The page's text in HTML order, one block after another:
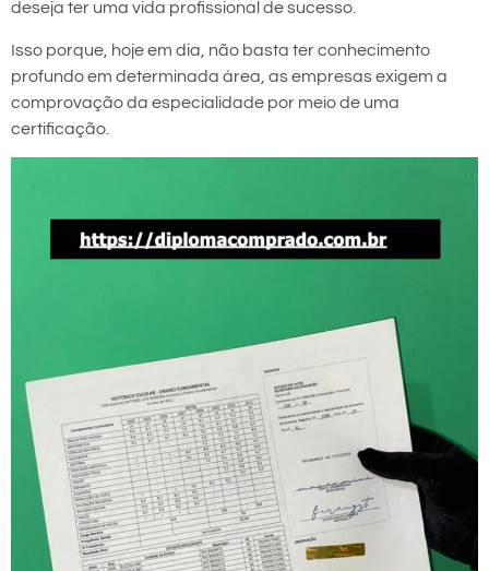
deseja ter uma vida profissional de sucesso.
Isso porque, hoje em dia, não basta ter conhecimento
profundo em determinada área, as empresas exigem a
comprovação da especialidade por meio de uma
certificação.